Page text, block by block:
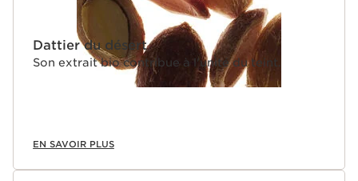
Dattier du désert
Son extrait bio contribue à l'unité du teint.
EN SAVOIR PLUS